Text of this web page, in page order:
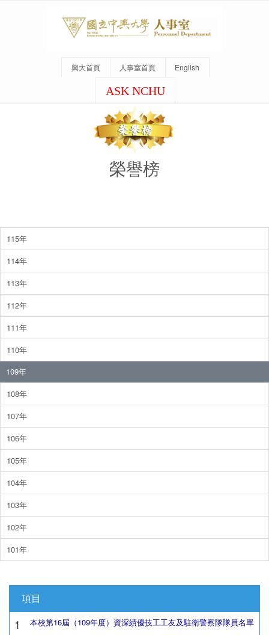
興大首頁 人事室首頁 English
ASK NCHU
榮譽榜
115年
114年
113年
112年
111年
110年
109年
108年
107年
106年
105年
104年
103年
102年
101年
項目
1 本校第16屆（109年度）資深績優技工工友及駐衛警察隊隊員名單